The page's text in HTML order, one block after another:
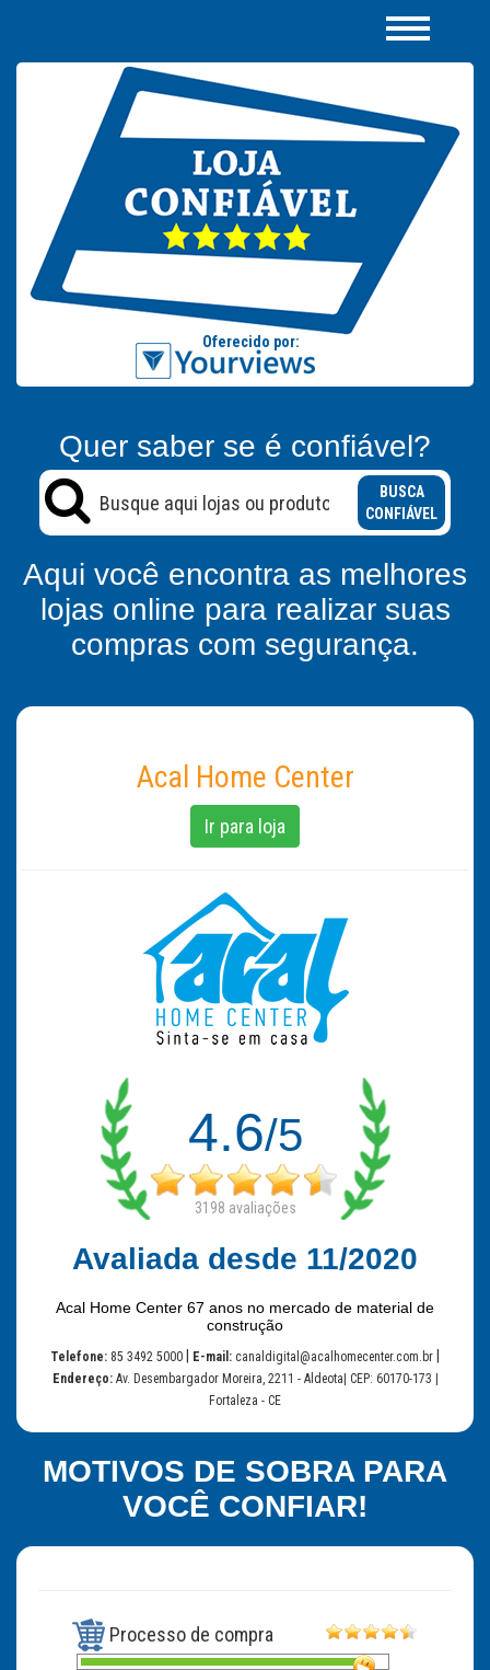
Quer saber se é confiável?
BUSCA
CONFIÁVEL
Aqui você encontra as melhores
lojas online para realizar suas
compras com segurança.
Acal Home Center
Ir para loja
4.6/5
3198 avaliações
Avaliada desde 11/2020
Acal Home Center 67 anos no mercado de material de
construção
Telefone: 85 3492 5000 E-mail: canaldigital@acalhomecenter.com.br
Endereço: Av. Desembargador Moreira, 2211 - Aldeota| CEP: 60170-173 |
Fortaleza - CE
MOTIVOS DE SOBRA PARA
VOCÊ CONFIAR!
Processo de compra